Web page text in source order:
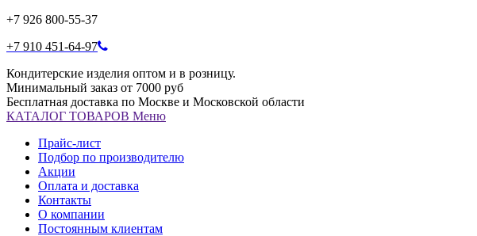
+7 926 800-55-37
+7 910 451-64-97
Кондитерские изделия оптом и в розницу.
Минимальный заказ от 7000 руб
Бесплатная доставка по Москве и Московской области
КАТАЛОГ ТОВАРОВ Меню
Прайс-лист
Подбор по производителю
Акции
Оплата и доставка
Контакты
О компании
Постоянным клиентам